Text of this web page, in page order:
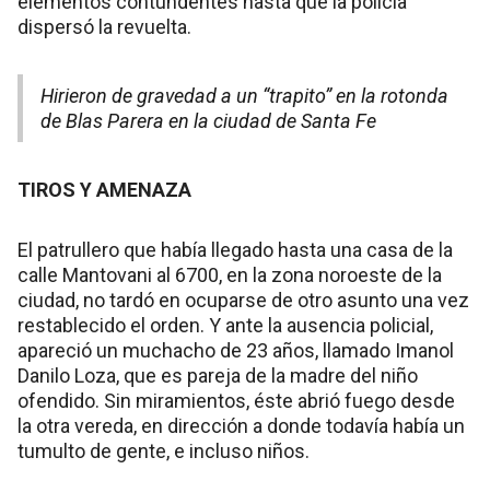
dispersó la revuelta.
Hirieron de gravedad a un “trapito” en la rotonda
de Blas Parera en la ciudad de Santa Fe
TIROS Y AMENAZA
El patrullero que había llegado hasta una casa de la
calle Mantovani al 6700, en la zona noroeste de la
ciudad, no tardó en ocuparse de otro asunto una vez
restablecido el orden. Y ante la ausencia policial,
apareció un muchacho de 23 años, llamado Imanol
Danilo Loza, que es pareja de la madre del niño
ofendido. Sin miramientos, éste abrió fuego desde
la otra vereda, en dirección a donde todavía había un
tumulto de gente, e incluso niños.